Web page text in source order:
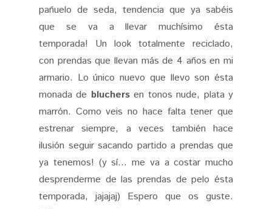
pañuelo de seda, tendencia que ya sabéis
que se va a llevar muchísimo ésta
temporada! Un look totalmente reciclado,
con prendas que llevan más de 4 años en mi
armario. Lo único nuevo que llevo son ésta
monada de bluchersen tonos nude, plata y
marrón. Como veis no hace falta tener que
estrenar siempre, a veces también hace
ilusión seguir sacando partido a prendas que
ya tenemos! (y sí... me va a costar mucho
desprenderme de las prendas de pelo ésta
temporada, jajajaj) Espero que os guste.